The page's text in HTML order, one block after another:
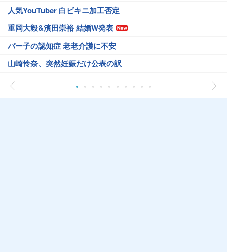
人気YouTuber 白ビキニ加工否定
重岡大毅&濱田崇裕 結婚W発表
パー子の認知症 老老介護に不安
山崎怜奈、突然妊娠だけ公表の訳